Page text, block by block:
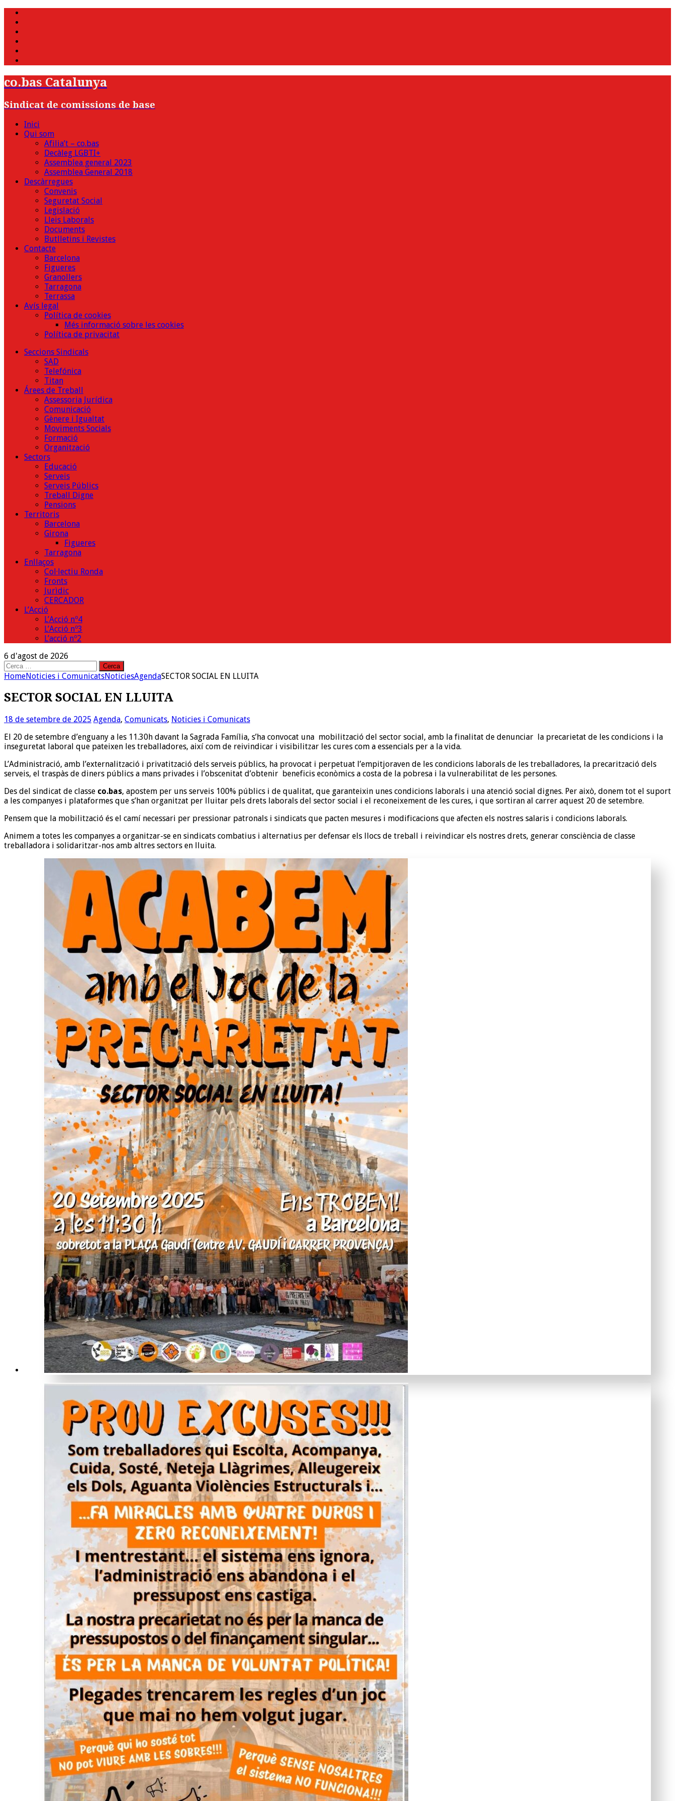
co.bas Catalunya
Sindicat de comissions de base
Inici
Qui som
Afilia’t – co.bas
Decàleg LGBTI+
Assemblea general 2023
Assemblea General 2018
Descàrregues
Convenis
Seguretat Social
Legislació
Lleis Laborals
Documents
Butlletins i Revistes
Contacte
Barcelona
Figueres
Granollers
Tarragona
Terrassa
Avís legal
Política de cookies
Més informació sobre les cookies
Política de privacitat
Seccions Sindicals
SAD
Telefónica
Titan
Árees de Treball
Assessoria Jurídica
Comunicació
Gènere i Igualtat
Moviments Socials
Formació
Organització
Sectors
Educació
Serveis
Serveis Públics
Treball Digne
Pensions
Territoris
Barcelona
Girona
Figueres
Tarragona
Enllaços
Col·lectiu Ronda
Fronts
Jurìdic
CERCADOR
L’Acció
L’Acció nº4
L’Acció nº3
L’acció nº2
6 d'agost de 2026
Cerca:
HomeNoticies i ComunicatsNoticiesAgendaSECTOR SOCIAL EN LLUITA
SECTOR SOCIAL EN LLUITA
18 de setembre de 2025 Agenda, Comunicats, Noticies i Comunicats
El 20 de setembre d’enguany a les 11.30h davant la Sagrada Família, s’ha convocat una mobilització del sector social, amb la finalitat de denunciar la precarietat de les condicions i la
inseguretat laboral que pateixen les treballadores, així com de reivindicar i visibilitzar les cures com a essencials per a la vida.
L’Administració, amb l’externalització i privatització dels serveis públics, ha provocat i perpetuat l’empitjoraven de les condicions laborals de les treballadores, la precarització dels
serveis, el traspàs de diners públics a mans privades i l’obscenitat d’obtenir beneficis econòmics a costa de la pobresa i la vulnerabilitat de les persones.
Des del sindicat de classe co.bas, apostem per uns serveis 100% públics i de qualitat, que garanteixin unes condicions laborals i una atenció social dignes. Per això, donem tot el suport
a les companyes i plataformes que s’han organitzat per lluitar pels drets laborals del sector social i el reconeixement de les cures, i que sortiran al carrer aquest 20 de setembre.
Pensem que la mobilització és el camí necessari per pressionar patronals i sindicats que pacten mesures i modificacions que afecten els nostres salaris i condicions laborals.
Animem a totes les companyes a organitzar-se en sindicats combatius i alternatius per defensar els llocs de treball i reivindicar els nostres drets, generar consciència de classe
treballadora i solidaritzar-nos amb altres sectors en lluita.